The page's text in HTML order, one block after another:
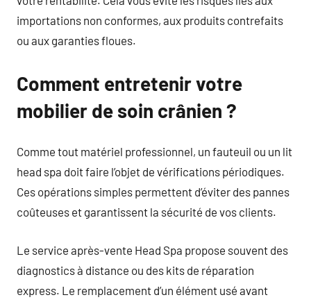
importations non conformes, aux produits contrefaits
ou aux garanties floues.
Comment entretenir votre
mobilier de soin crânien ?
Comme tout matériel professionnel, un fauteuil ou un lit
head spa doit faire l’objet de vérifications périodiques.
Ces opérations simples permettent d’éviter des pannes
coûteuses et garantissent la sécurité de vos clients.
Le service après-vente Head Spa propose souvent des
diagnostics à distance ou des kits de réparation
express. Le remplacement d’un élément usé avant